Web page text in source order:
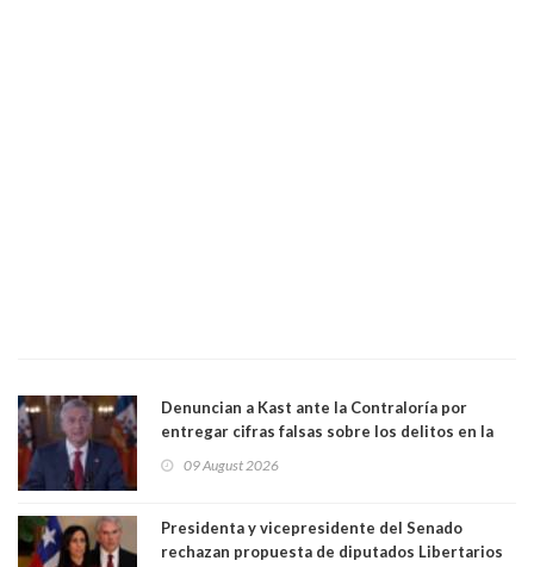
Denuncian a Kast ante la Contraloría por
entregar cifras falsas sobre los delitos en la
09 August 2026
Presidenta y vicepresidente del Senado
rechazan propuesta de diputados Libertarios